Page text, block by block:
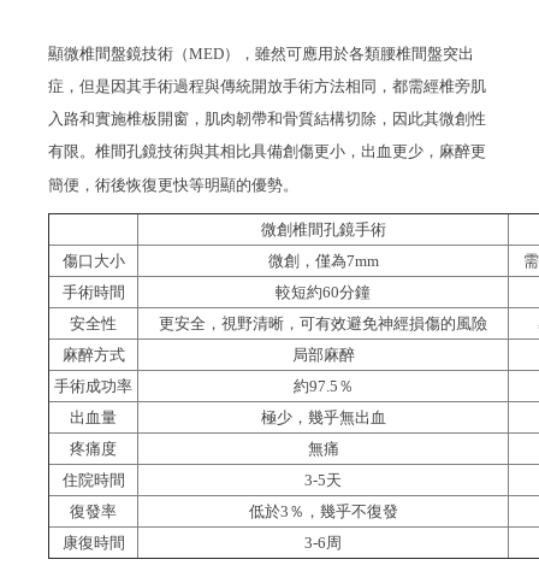
顯微椎間盤鏡技術（MED），雖然可應用於各類腰椎間盤突出
症，但是因其手術過程與傳統開放手術方法相同，都需經椎旁肌
入路和實施椎板開窗，肌肉韌帶和骨質結構切除，因此其微創性
有限。椎間孔鏡技術與其相比具備創傷更小，出血更少，麻醉更
簡便，術後恢復更快等明顯的優勢。
微創椎間孔鏡手術
傷口大小
微創，僅為7mm
手術時間
較短約60分鐘
安全性
更安全，視野清晰，可有效避免神經損傷的風險
麻醉方式
局部麻醉
手術成功率
約97.5 ％
出血量
極少，幾乎無出血
疼痛度
無痛
住院時間
3-5天
復發率
低於3 ％，幾乎不復發
康復時間
3-6周